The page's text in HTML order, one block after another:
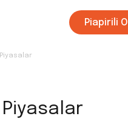
Piapirili Ol
Piyasalar
Piyasalar